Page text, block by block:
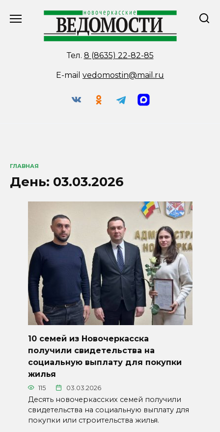
Тел. 8 (8635) 22-82-85
E-mail vedomostin@mail.ru
ГЛАВНАЯ
День: 03.03.2026
10 семей из Новочеркасска
получили свидетельства на
социальную выплату для покупки
жилья
115 03.03.2026
Десять новочеркасских семей получили
свидетельства на социальную выплату для
покупки или строительства жилья.